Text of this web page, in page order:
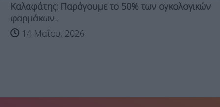
Καλαφάτης: Παράγουμε το 50% των ογκολογικών
φαρμάκων...
14 Μαΐου, 2026